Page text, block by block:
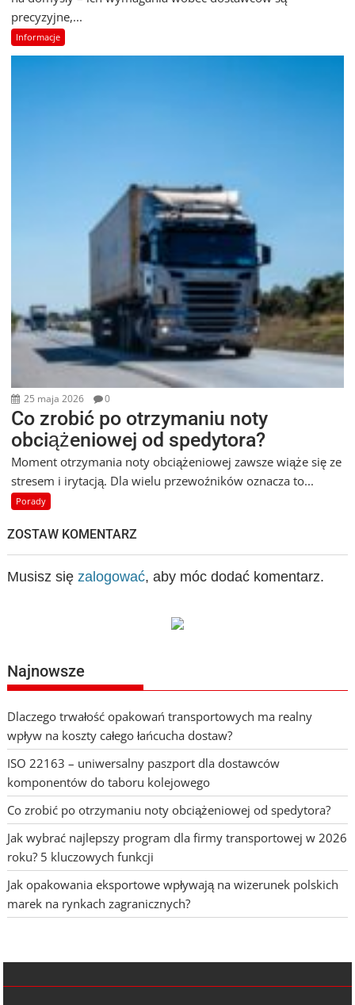
precyzyjne,...
Informacje
25 maja 2026 0
Co zrobić po otrzymaniu noty
obciążeniowej od spedytora?
Moment otrzymania noty obciążeniowej zawsze wiąże się ze
stresem i irytacją. Dla wielu przewoźników oznacza to...
Porady
ZOSTAW KOMENTARZ
Musisz się zalogować, aby móc dodać komentarz.
Najnowsze
Dlaczego trwałość opakowań transportowych ma realny
wpływ na koszty całego łańcucha dostaw?
ISO 22163 – uniwersalny paszport dla dostawców
komponentów do taboru kolejowego
Co zrobić po otrzymaniu noty obciążeniowej od spedytora?
Jak wybrać najlepszy program dla firmy transportowej w 2026
roku? 5 kluczowych funkcji
Jak opakowania eksportowe wpływają na wizerunek polskich
marek na rynkach zagranicznych?